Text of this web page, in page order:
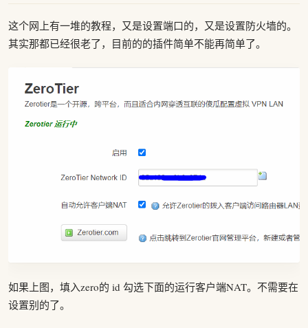
这个网上有一堆的教程，又是设置端口的，又是设置防火墙的。
其实那都已经很老了，目前的的插件简单不能再简单了。
如果上图，填入zero的 id 勾选下面的运行客户端NAT。不需要在
设置别的了。